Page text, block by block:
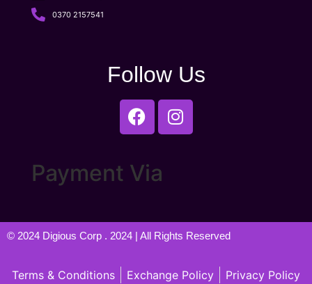
0370 2157541
Follow Us
Payment Via
© 2024 Digious Corp . 2024 | All Rights Reserved
Terms & Conditions Exchange Policy Privacy Policy